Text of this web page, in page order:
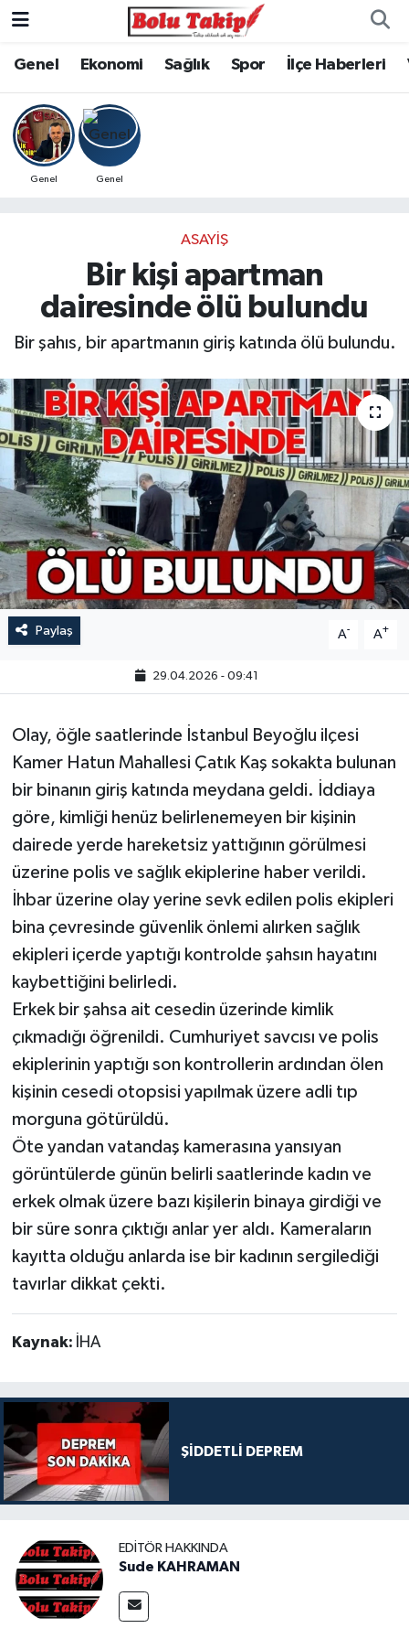
Genel Ekonomi Sağlık Spor İlçe Haberleri
Genel Genel
ASAYIŞ
Bir kişi apartman
dairesinde ölü bulundu
Bir şahıs, bir apartmanın giriş katında ölü bulundu.
Paylaş A- A+
29.04.2026 - 09:41
Olay, öğle saatlerinde İstanbul Beyoğlu ilçesi
Kamer Hatun Mahallesi Çatık Kaş sokakta bulunan
bir binanın giriş katında meydana geldi. İddiaya
göre, kimliği henüz belirlenemeyen bir kişinin
dairede yerde hareketsiz yattığının görülmesi
üzerine polis ve sağlık ekiplerine haber verildi.
İhbar üzerine olay yerine sevk edilen polis ekipleri
bina çevresinde güvenlik önlemi alırken sağlık
ekipleri içerde yaptığı kontrolde şahsın hayatını
kaybettiğini belirledi.
Erkek bir şahsa ait cesedin üzerinde kimlik
çıkmadığı öğrenildi. Cumhuriyet savcısı ve polis
ekiplerinin yaptığı son kontrollerin ardından ölen
kişinin cesedi otopsisi yapılmak üzere adli tıp
morguna götürüldü.
Öte yandan vatandaş kamerasına yansıyan
görüntülerde günün belirli saatlerinde kadın ve
erkek olmak üzere bazı kişilerin binaya girdiği ve
bir süre sonra çıktığı anlar yer aldı. Kameraların
kayıtta olduğu anlarda ise bir kadının sergilediği
tavırlar dikkat çekti.
Kaynak: İHA
ŞİDDETLİ DEPREM
EDITÖR HAKKINDA
Sude KAHRAMAN